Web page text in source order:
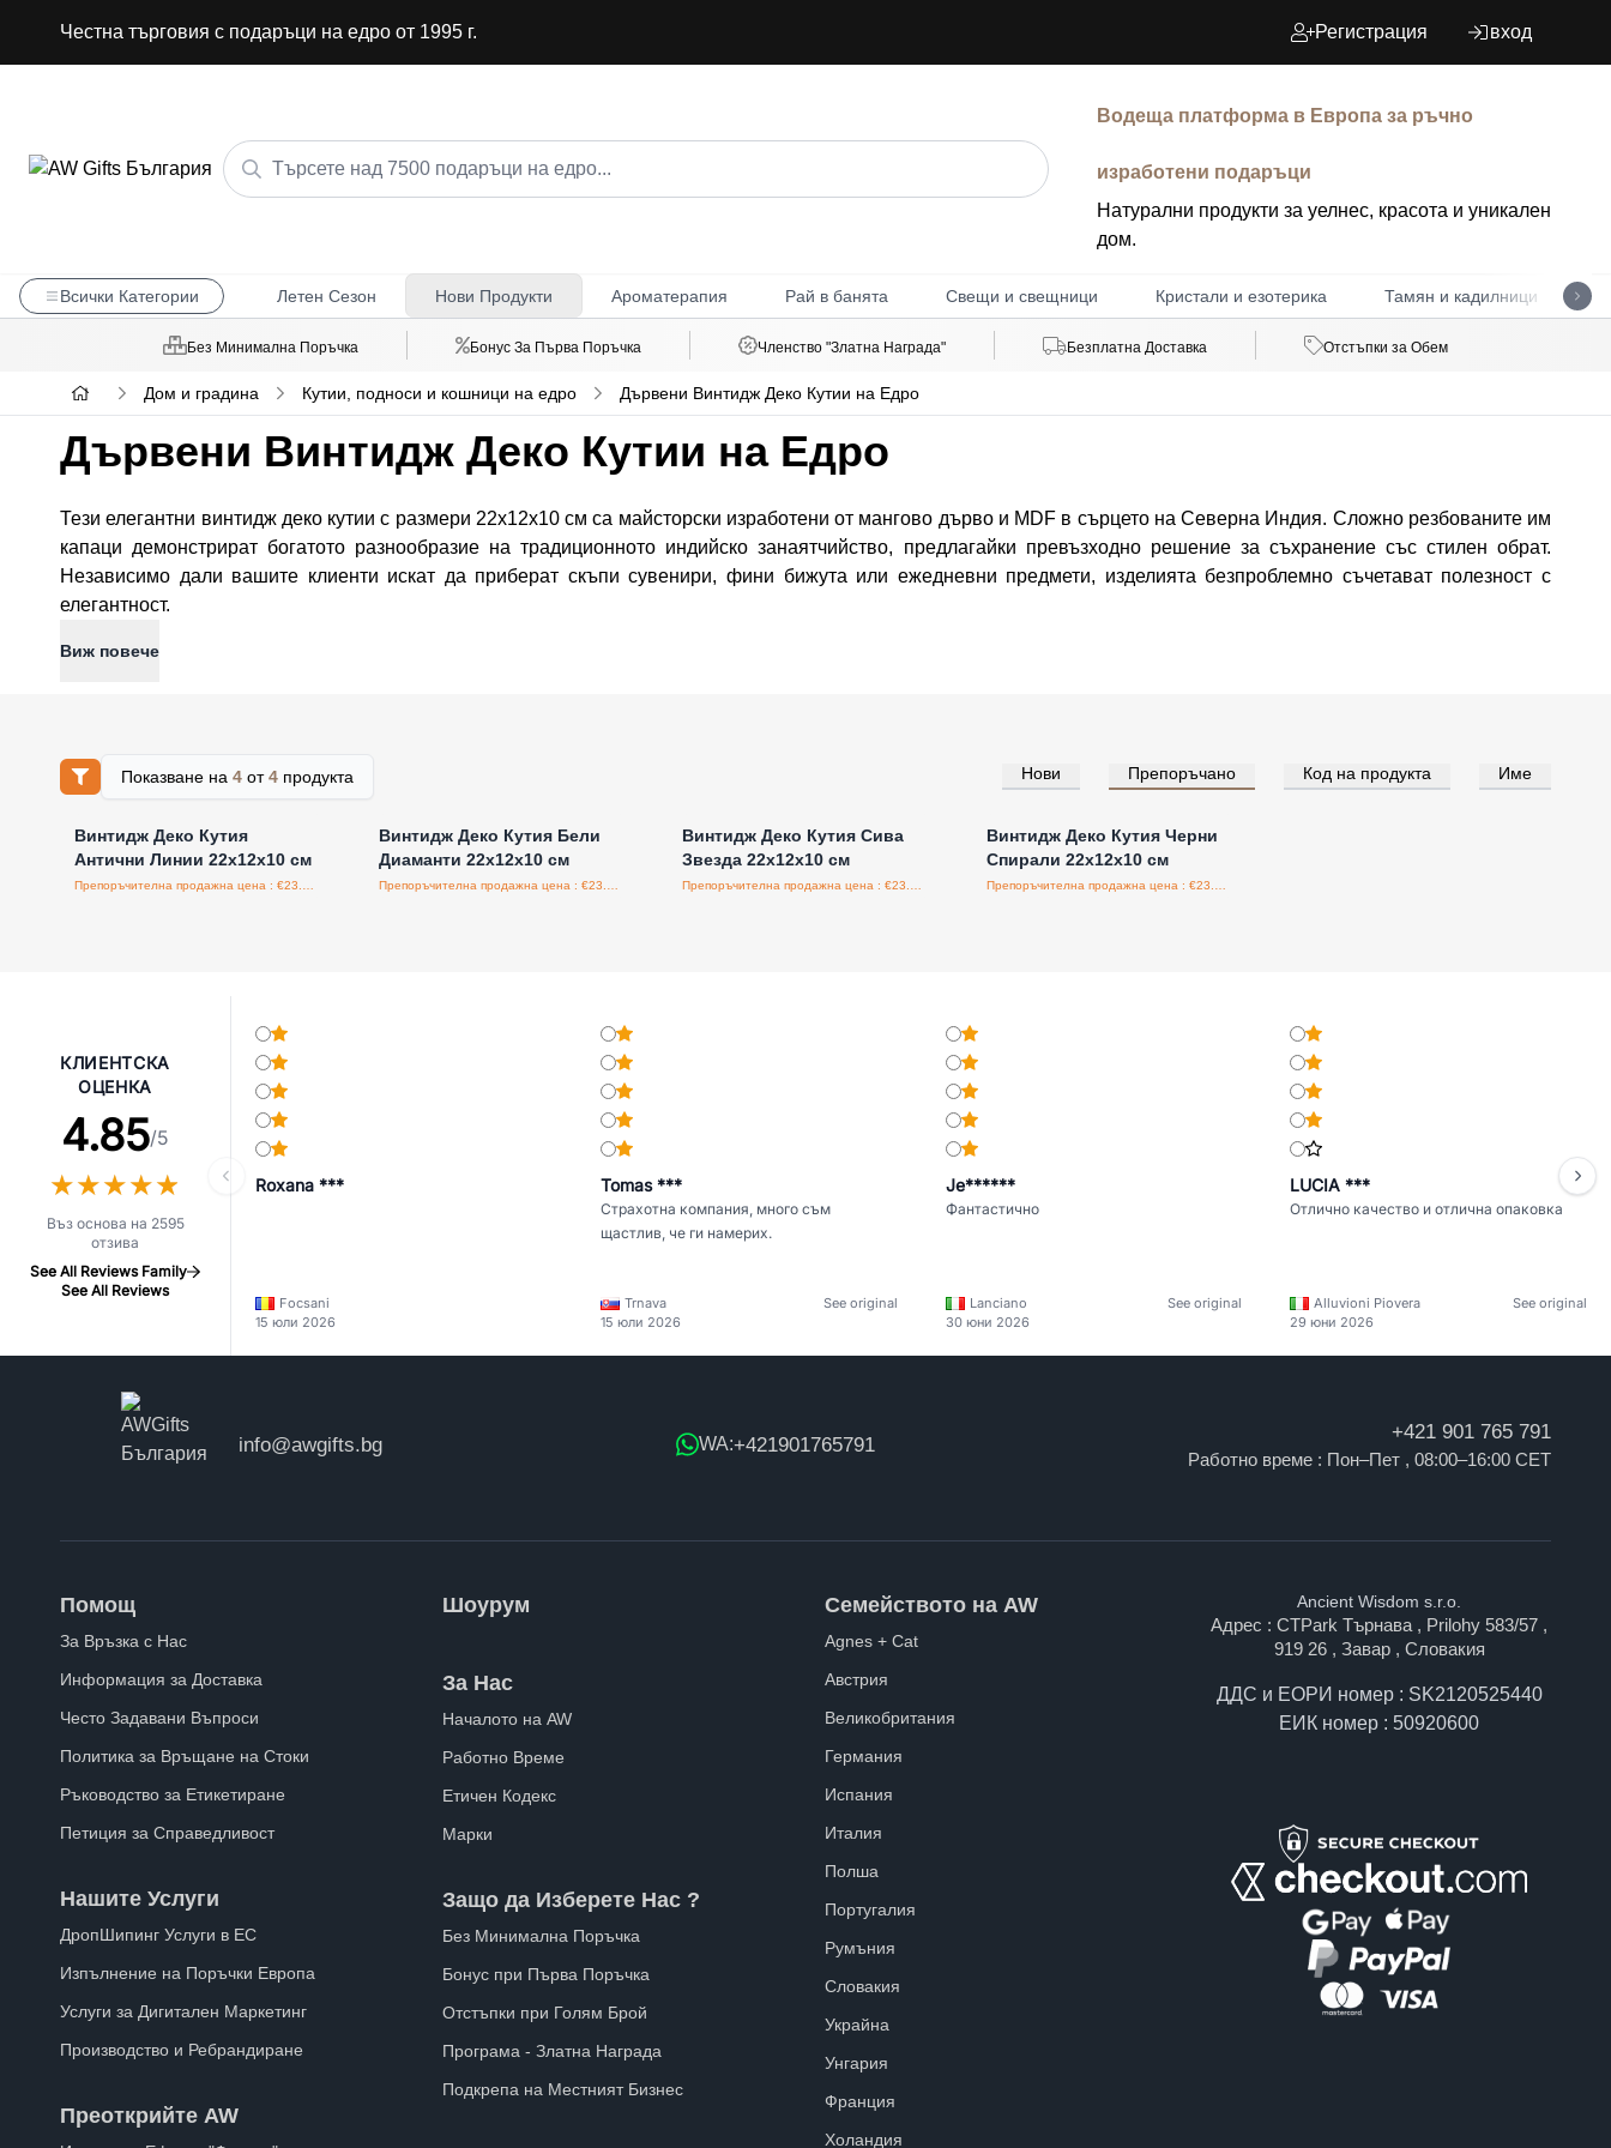
Честна търговия с подаръци на едро от 1995 г. Регистрация вход
Водеща платформа в Европа за ръчно
изработени подаръци
Натурални продукти за уелнес, красота и уникален
дом.
Всички Категории Летен Сезон Нови Продукти Ароматерапия Рай в банята Свещи и свещници Кристали и езотерика Тамян и кадилници
Без Минимална Поръчка Бонус За Първа Поръчка Членство "Златна Награда" Безплатна Доставка Отстъпки за Обем
Дом и градина Кутии, подноси и кошници на едро Дървени Винтидж Деко Кутии на Едро
Дървени Винтидж Деко Кутии на Едро
Тези елегантни винтидж деко кутии с размери 22x12x10 см са майсторски изработени от мангово дърво и MDF в сърцето на Северна Индия. Сложно резбованите им
капаци демонстрират богатото разнообразие на традиционното индийско занаятчийство, предлагайки превъзходно решение за съхранение със стилен обрат.
Независимо дали вашите клиенти искат да приберат скъпи сувенири, фини бижута или ежедневни предмети, изделията безпроблемно съчетават полезност с
елегантност.
Виж повече
Показване на 4от4продукта Нови Препоръчано Код на продукта Име
Влезте за цени на едро
Винтидж Деко Кутия
Антични Линии 22x12x10 см
Винтидж Деко Кутия Бели
Диаманти 22x12x10 см
Винтидж Деко Кутия Сива
Звезда 22x12x10 см
Влезте за цени на едро
Винтидж Деко Кутия Черни
Спирали 22x12x10 см
КЛИЕНТСКА
ОЦЕНКА
4.85/5
★★★★★
★★★★★
Въз основа на 2595
отзива
See All Reviews Family
See All Reviews
Roxana ***
Focsani
15 юли 2026
Tomas ***
Страхотна компания, много съм
щастлив, че ги намерих.
Trnava
See original
15 юли 2026
Je******
Фантастично
Lanciano
See original
30 юни 2026
LUCIA ***
Отлично качество и отлична опаковка
Alluvioni Piovera
See original
29 юни 2026
info@awgifts.bg WA:+421901765791
+421 901 765 791
Работно време : Пон–Пет , 08:00–16:00 CET
Помощ
За Връзка с Нас
Информация за Доставка
Често Задавани Въпроси
Политика за Връщане на Стоки
Ръководство за Етикетиране
Петиция за Справедливост
Нашите Услуги
ДропШипинг Услуги в ЕС
Изпълнение на Поръчки Европа
Услуги за Дигитален Маркетинг
Производство и Ребрандиране
Преоткрийте AW
Шоурум
За Нас
Началото на AW
Работно Време
Етичен Кодекс
Марки
Защо да Изберете Нас ?
Без Минимална Поръчка
Бонус при Първа Поръчка
Отстъпки при Голям Брой
Програма - Златна Награда
Подкрепа на Местният Бизнес
Семейството на AW
Agnes + Cat
Австрия
Великобритания
Германия
Испания
Италия
Полша
Португалия
Румъния
Словакия
Украйна
Унгария
Франция
Холандия
Ancient Wisdom s.r.o.
Адрес : CTPark Търнава , Prilohy 583/57 ,
919 26 , Завар , Словакия
ДДС и ЕОРИ номер : SK2120525440
ЕИК номер : 50920600